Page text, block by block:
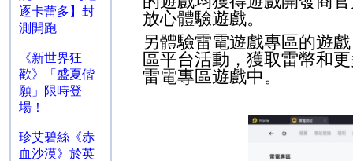
逐卡蕾多】封
測開跑
《新世界狂
歡》「盛夏偕
願」限時登
場！
珍艾碧絲《赤
血沙漠》於英
放心體驗遊戲。
另體驗雷電遊戲專區的遊
區平台活動，獲取雷幣和
雷電專區遊戲中。